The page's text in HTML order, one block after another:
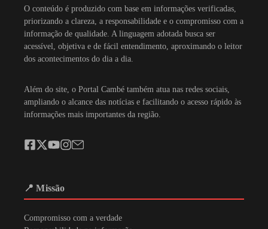
O conteúdo é produzido com base em informações verificadas,
priorizando a clareza, a responsabilidade e o compromisso com a
informação de qualidade. A linguagem adotada busca ser
acessível, objetiva e de fácil entendimento, aproximando o leitor
dos acontecimentos do dia a dia.
Além do site, o Portal Cambé também atua nas redes sociais,
ampliando o alcance das notícias e facilitando o acesso rápido às
informações mais importantes da região.
📍 Missão
Compromisso com a verdade